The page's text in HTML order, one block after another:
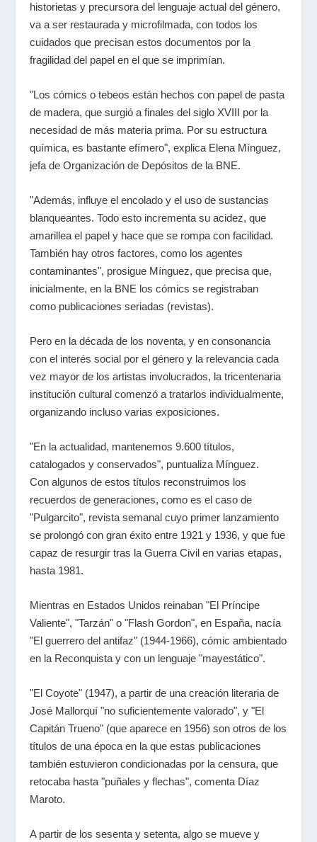
historietas y precursora del lenguaje actual del género,
va a ser restaurada y microfilmada, con todos los
cuidados que precisan estos documentos por la
fragilidad del papel en el que se imprimían.
"Los cómics o tebeos están hechos con papel de pasta
de madera, que surgió a finales del siglo XVIII por la
necesidad de más materia prima. Por su estructura
química, es bastante efímero", explica Elena Mínguez,
jefa de Organización de Depósitos de la BNE.
"Además, influye el encolado y el uso de sustancias
blanqueantes. Todo esto incrementa su acidez, que
amarillea el papel y hace que se rompa con facilidad.
También hay otros factores, como los agentes
contaminantes", prosigue Mínguez, que precisa que,
inicialmente, en la BNE los cómics se registraban
como publicaciones seriadas (revistas).
Pero en la década de los noventa, y en consonancia
con el interés social por el género y la relevancia cada
vez mayor de los artistas involucrados, la tricentenaria
institución cultural comenzó a tratarlos individualmente,
organizando incluso varias exposiciones.
"En la actualidad, mantenemos 9.600 títulos,
catalogados y conservados", puntualiza Mínguez.
Con algunos de estos títulos reconstruimos los
recuerdos de generaciones, como es el caso de
"Pulgarcito", revista semanal cuyo primer lanzamiento
se prolongó con gran éxito entre 1921 y 1936, y que fue
capaz de resurgir tras la Guerra Civil en varias etapas,
hasta 1981.
Mientras en Estados Unidos reinaban "El Príncipe
Valiente", "Tarzán" o "Flash Gordon", en España, nacía
"El guerrero del antifaz" (1944-1966), cómic ambientado
en la Reconquista y con un lenguaje "mayestático".
"El Coyote" (1947), a partir de una creación literaria de
José Mallorquí "no suficientemente valorado", y "El
Capitán Trueno" (que aparece en 1956) son otros de los
títulos de una época en la que estas publicaciones
también estuvieron condicionadas por la censura, que
retocaba hasta "puñales y flechas", comenta Díaz
Maroto.
A partir de los sesenta y setenta, algo se mueve y